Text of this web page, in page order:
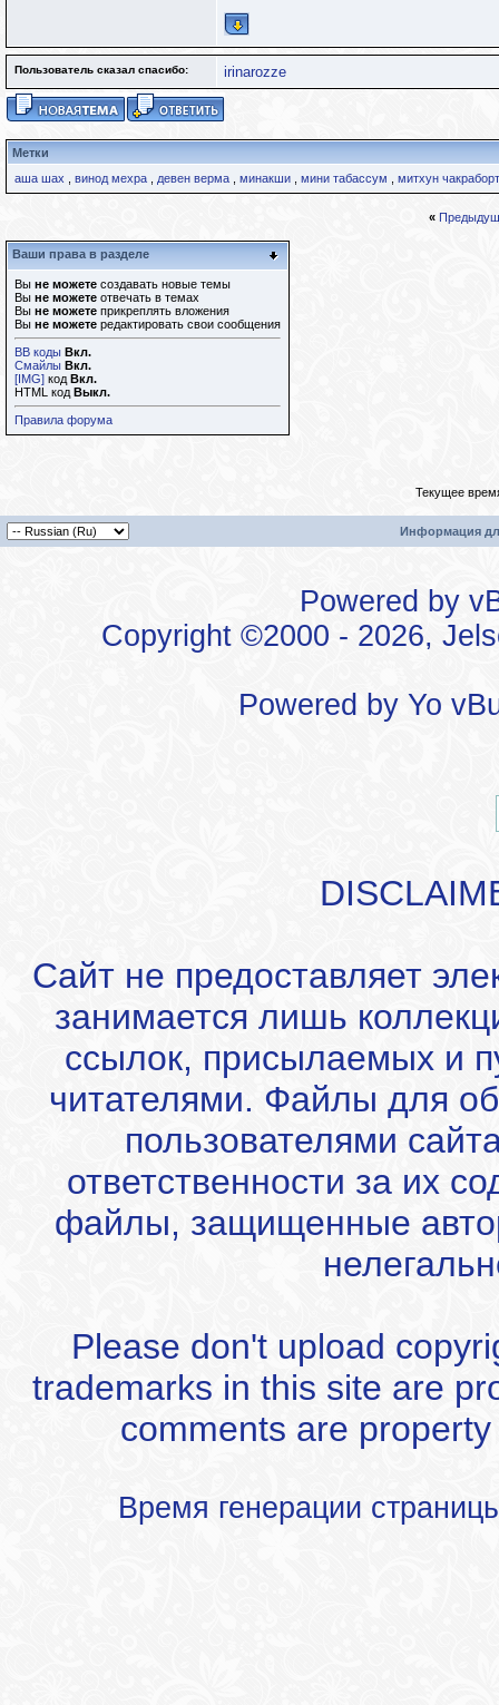
Пользователь сказал cпасибо: irinarozze
Метки
аша шах
винод мехра девен верма минакши мини табассум митхун
«
Ваши права в разделе
Вы не можете создавать новые темы
Вы не можете отвечать в темах
Вы не можете прикреплять вложения
Вы не можете редактировать свои сообщения
BB коды Вкл.
Смайлы Вкл.
[IMG] код Вкл.
HTML код Выкл.
Правила форума
Текущее
Информация
Powered by
Copyright ©2000 - 2026,
Powered by Yo
Сайт не предоставляет
занимается лишь
ссылок, присылаемых и
читателями. Файлы для
пользователями
ответственности за их
файлы, защищенные
Please don't upload
trademarks in this site are
comments are
Время генерации